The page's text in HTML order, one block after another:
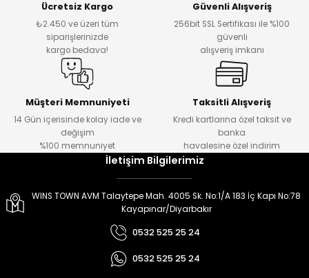
Ücretsiz Kargo
₺2.450 ve üzeri tüm
siparişlerinizde
kargo bedava!
Güvenli Alışveriş
256bit SSL Sertifikası ile %100
güvenli
alışveriş imkanı
Müşteri Memnuniyeti
14 Gün içerisinde kolay iade ve
değişim
%100 memnuniyet
Taksitli Alışveriş
Kredi kartlarına özel taksit ve
banka
havalesine özel indirim
İletişim Bilgilerimiz
WINS TOWN AVM Talaytepe Mah. 4005 Sk. No:1/A 183 İç Kapı No:78
Kayapınar/Diyarbakır
0532 525 25 24
0532 525 25 24